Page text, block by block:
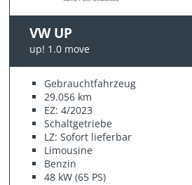
VW UP
up! 1.0 move
Gebrauchtfahrzeug
29.056 km
EZ: 4/2023
Schaltgetriebe
LZ: Sofort lieferbar
Limousine
Benzin
48 kW (65 PS)